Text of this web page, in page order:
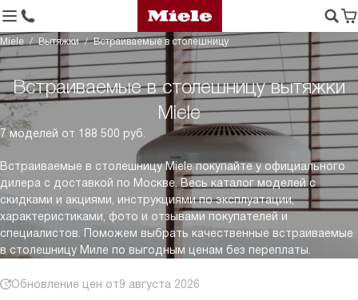
Miele Вытяжки Встраиваемые в столешницу
Встраиваемые в столешницу вытяжки
Miele
7 моделей от 188 500 руб.
Встраиваемые в столешницу Miele покупайте у официального
дилера с доставкой по Москве. Весь каталог моделей с
скидками и акциями, инструкциями по эксплуатации,
характеристиками, фото и отзывами покупателей и
специалистов. Поможем выбрать качественные встраиваемые
в столешницу Миле по выгодным ценам без переплаты.
Обновление цен от9 августа 2026